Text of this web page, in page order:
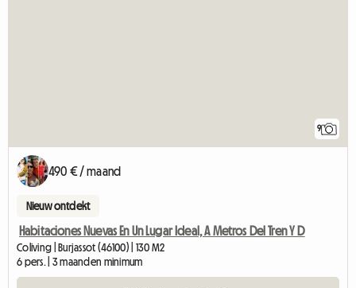
9
490 € / maand
Nieuw ontdekt
Habitaciones Nuevas En Un Lugar Ideal, A Metros Del Tren Y D
Coliving | Burjassot (46100) | 130 M2
6 pers. | 3 maanden minimum